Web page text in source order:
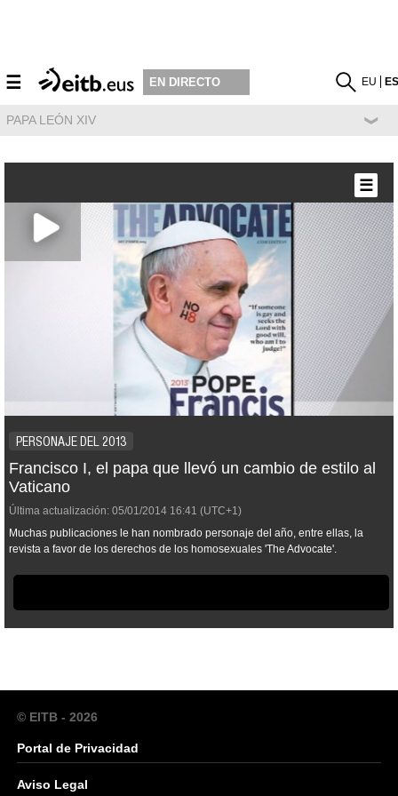
☰ EN DIRECTO EU
PAPA LEÓN XIV
PERSONAJE DEL 2013
Francisco I, el papa que llevó un cambio de estilo al
Vaticano
Última actualización: 05/01/2014 16:41 (UTC+1)
Muchas publicaciones le han nombrado personaje del año, entre ellas, la
revista a favor de los derechos de los homosexuales 'The Advocate'.
☰
© EITB - 2026
Portal de Privacidad
Aviso Legal